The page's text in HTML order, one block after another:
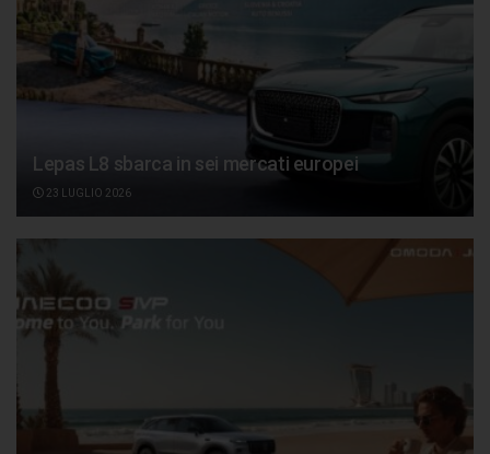
Lepas L8 sbarca in sei mercati europei
23 LUGLIO 2026